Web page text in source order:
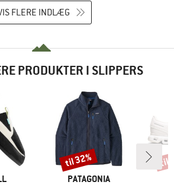
FLERE INDLÆG
PRODUKTER I SLIPPERS
MÆRKE
PATAGONIA
Rabat
til 32% til